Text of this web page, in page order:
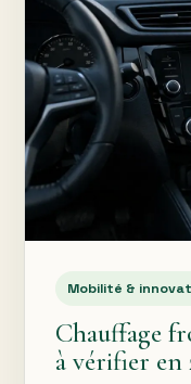
Mobilité &
Chauffage
à vérifier en